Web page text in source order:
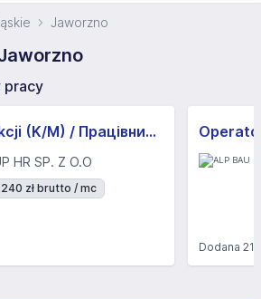
Jaworzno
pracy
Pracownik produkcji (K/M) / Працівники продукції Huber-Suhner (K/M)
HR SP. Z O.O
zł brutto / mc
Dodana21